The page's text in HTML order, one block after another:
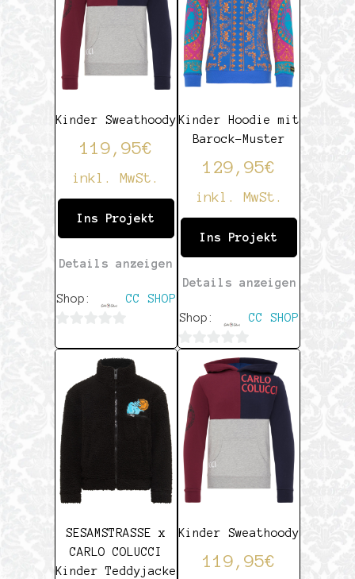
Kinder Sweathoody
119,95€
inkl. MwSt.
Ins Projekt
Details anzeigen
Shop: CC SHOP
von
Kinder Hoodie mit
Barock-Muster
129,95€
inkl. MwSt.
Ins Projekt
Details anzeigen
Shop: CC SHOP
von
SESAMSTRASSE x
CARLO COLUCCI
Kinder Teddyjacke
Kinder Sweathoody
119,95€